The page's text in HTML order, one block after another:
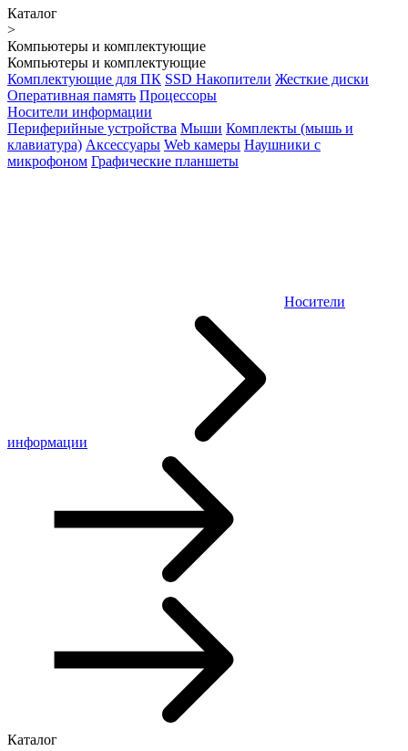
Каталог
>
Компьютеры и комплектующие
Компьютеры и комплектующие
Комплектующие для ПК SSD Накопители Жесткие диски
Оперативная память Процессоры
Носители информации
Периферийные устройства Мыши Комплекты (мышь и
клавиатура) Аксессуары Web камеры Наушники с
микрофоном Графические планшеты
Носители
информации
Каталог